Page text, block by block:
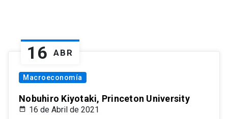
16 ABR
Macroeconomía
Nobuhiro Kiyotaki, Princeton University
16 de Abril de 2021